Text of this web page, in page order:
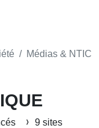
Médias & NTIC
9 sites